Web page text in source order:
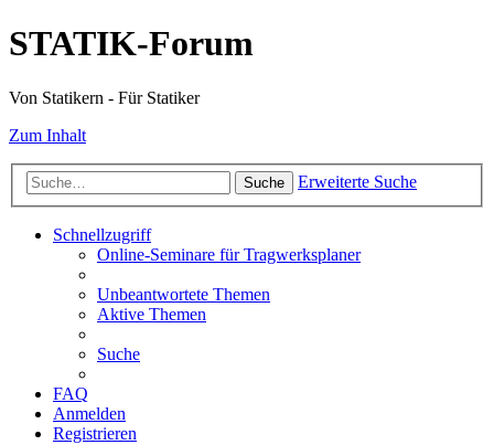
STATIK-Forum
Von Statikern - Für Statiker
Zum Inhalt
Suche Erweiterte Suche
Schnellzugriff
Online-Seminare für Tragwerksplaner
Unbeantwortete Themen
Aktive Themen
Suche
FAQ
Anmelden
Registrieren